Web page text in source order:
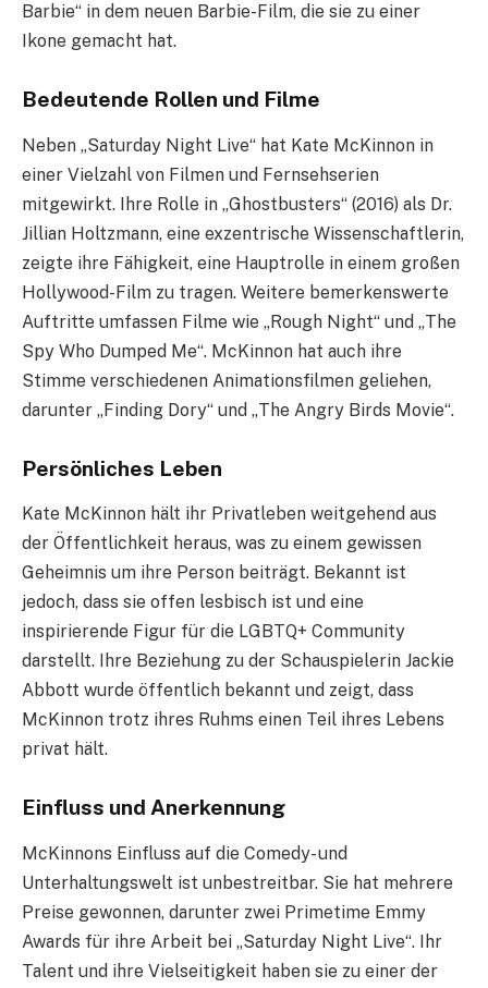
Barbie“ in dem neuen Barbie-Film, die sie zu einer
Ikone gemacht hat.
Bedeutende Rollen und Filme
Neben „Saturday Night Live“ hat Kate McKinnon in
einer Vielzahl von Filmen und Fernsehserien
mitgewirkt. Ihre Rolle in „Ghostbusters“ (2016) als Dr.
Jillian Holtzmann, eine exzentrische Wissenschaftlerin,
zeigte ihre Fähigkeit, eine Hauptrolle in einem großen
Hollywood-Film zu tragen. Weitere bemerkenswerte
Auftritte umfassen Filme wie „Rough Night“ und „The
Spy Who Dumped Me“. McKinnon hat auch ihre
Stimme verschiedenen Animationsfilmen geliehen,
darunter „Finding Dory“ und „The Angry Birds Movie“.
Persönliches Leben
Kate McKinnon hält ihr Privatleben weitgehend aus
der Öffentlichkeit heraus, was zu einem gewissen
Geheimnis um ihre Person beiträgt. Bekannt ist
jedoch, dass sie offen lesbisch ist und eine
inspirierende Figur für die LGBTQ+ Community
darstellt. Ihre Beziehung zu der Schauspielerin Jackie
Abbott wurde öffentlich bekannt und zeigt, dass
McKinnon trotz ihres Ruhms einen Teil ihres Lebens
privat hält.
Einfluss und Anerkennung
McKinnons Einfluss auf die Comedy- und
Unterhaltungswelt ist unbestreitbar. Sie hat mehrere
Preise gewonnen, darunter zwei Primetime Emmy
Awards für ihre Arbeit bei „Saturday Night Live“. Ihr
Talent und ihre Vielseitigkeit haben sie zu einer der